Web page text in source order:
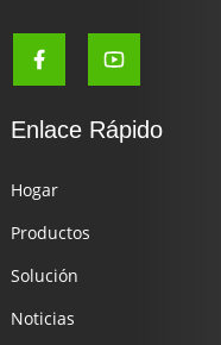
Enlace Rápido
Hogar
Productos
Solución
Noticias